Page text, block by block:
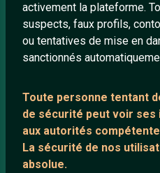
activement la plateforme.
suspects, faux profils,
ou tentatives de mise en
sanctionnés
Toute personne tentant
de sécurité peut voir
aux autorités
La sécurité de nos
absolue.
Nous contacter
ANNEXE
Support IRC
ARTICLES RÉCENTS